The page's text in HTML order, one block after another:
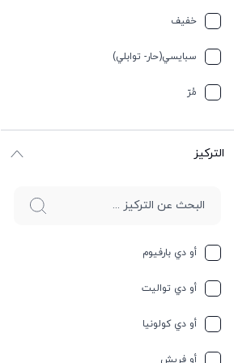
تيربيني
جلد
جوز الهند
حامِض
خفیف
سبایسي(حار- توابلي)
مُرّ
التركيز
أو دي بارفيوم
أو دي تواليت
أو دي كولونيا
أو فريش